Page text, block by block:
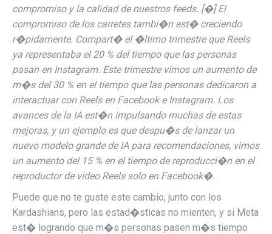
compromiso y la calidad de nuestros feeds. [�] El
compromiso de los carretes tambi�n est� creciendo
r�pidamente. Compart� el �ltimo trimestre que Reels
ya representaba el 20 % del tiempo que las personas
pasan en Instagram. Este trimestre vimos un aumento de
m�s del 30 % en el tiempo que las personas dedicaron a
interactuar con Reels en Facebook e Instagram. Los
avances de la IA est�n impulsando muchas de estas
mejoras, y un ejemplo es que despu�s de lanzar un
nuevo modelo grande de IA para recomendaciones, vimos
un aumento del 15 % en el tiempo de reproducci�n en el
reproductor de video Reels solo en Facebook�.
Puede que no te guste este cambio, junto con los
Kardashians, pero las estad�sticas no mienten, y si Meta
est� logrando que m�s personas pasen m�s tiempo